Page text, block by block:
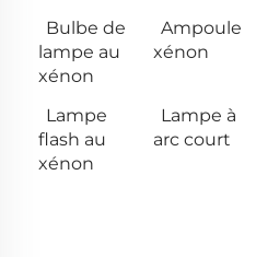
Bulbe de
lampe au
xénon
Ampoule
xénon
Lampe
flash au
xénon
Lampe à
arc court